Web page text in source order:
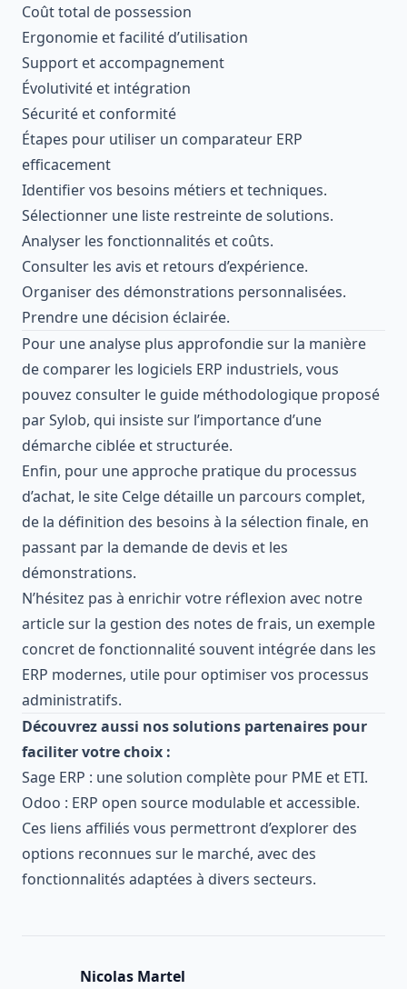
Coût total de possession
Ergonomie et facilité d’utilisation
Support et accompagnement
Évolutivité et intégration
Sécurité et conformité
Étapes pour utiliser un comparateur ERP
efficacement
Identifier vos besoins métiers et techniques.
Sélectionner une liste restreinte de solutions.
Analyser les fonctionnalités et coûts.
Consulter les avis et retours d’expérience.
Organiser des démonstrations personnalisées.
Prendre une décision éclairée.
Pour une analyse plus approfondie sur la manière
de comparer les logiciels ERP industriels, vous
pouvez consulter le guide méthodologique proposé
parSylob, qui insiste sur l’importance d’une
démarche ciblée et structurée.
Enfin, pour une approche pratique du processus
d’achat, le site Celge détaille un parcours complet,
de la définition des besoins à la sélection finale, en
passant par la demande de devis et les
démonstrations.
N’hésitez pas à enrichir votre réflexion avec notre
article sur la gestion des notes de frais, un exemple
concret de fonctionnalité souvent intégrée dans les
ERP modernes, utile pour optimiser vos processus
administratifs.
Découvrez aussi nos solutions partenaires pour
faciliter votre choix :
Sage ERP : une solution complète pour PME et ETI.
Odoo : ERP open source modulable et accessible.
Ces liens affiliés vous permettront d’explorer des
options reconnues sur le marché, avec des
fonctionnalités adaptées à divers secteurs.
Nicolas Martel